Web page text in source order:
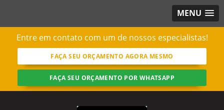
MENU
Entre em contato com um de nossos especialistas!
FAÇA SEU ORÇAMENTO AGORA MESMO
FAÇA SEU ORÇAMENTO POR WHATSAPP